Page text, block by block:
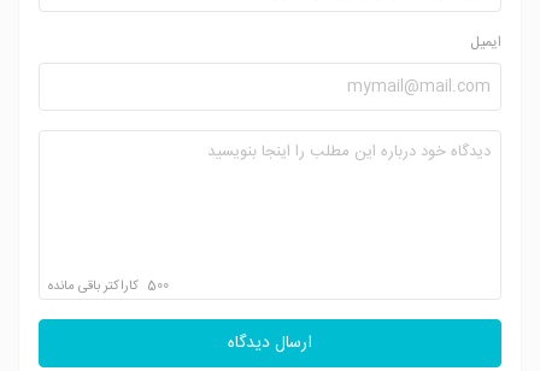
ایمیل
500 کاراکتر باقی مانده
ارسال دیدگاه